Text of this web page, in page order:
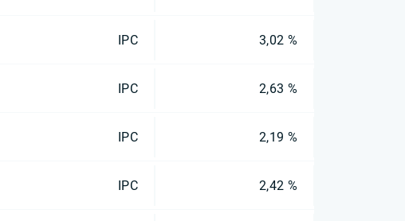
IPC 3,02 %
IPC 2,63 %
IPC 2,19 %
IPC 2,42 %